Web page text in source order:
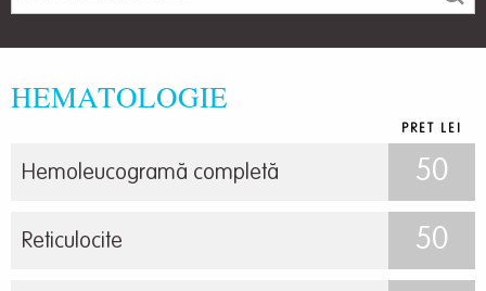
HEMATOLOGIE
PRET LEI
Hemoleucogramă completă 50
Reticulocite 50